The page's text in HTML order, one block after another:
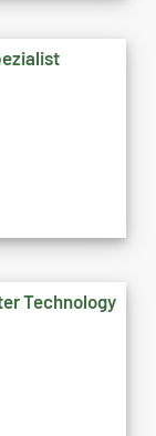
Technology